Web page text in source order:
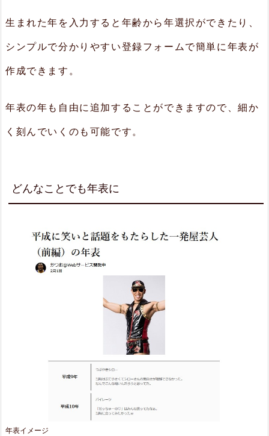
生まれた年を入力すると年齢から年選択ができたり、
シンプルで分かりやすい登録フォームで簡単に年表が
作成できます。
年表の年も自由に追加することができますので、細か
く刻んでいくのも可能です。
どんなことでも年表に
年表イメージ